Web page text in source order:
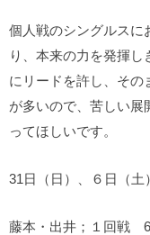
個人戦のシングルスに
り、本来の力を発揮
にリードを許し、その
が多いので、苦しい展
ってほしいです。
31日（日）、６日（土
藤本・出井；１回